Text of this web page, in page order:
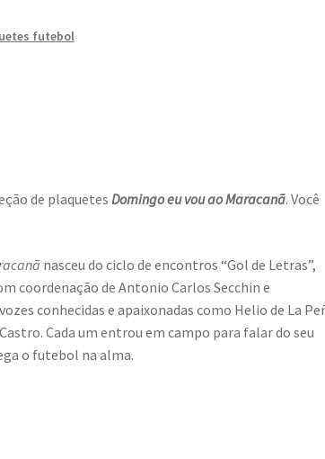
futebol
de plaquetesDomingo eu vou ao Maracanã. Você
nasceu do ciclo de encontros “Gol de Letras”,
coordenação de Antonio Carlos Secchin e
conhecidas e apaixonadas como Helio de La
Cada um entrou em campo para falar do seu
o futebol na alma.